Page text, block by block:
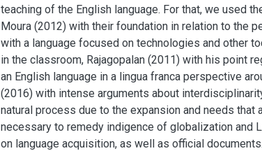
teaching of the English language. For that, we used
Moura (2012) with their foundation in relation to the
with a language focused on technologies and other
in the classroom, Rajagopalan (2011) with his point
an English language in a lingua franca perspective
(2016) with intense arguments about
natural process due to the expansion and needs that
necessary to remedy indigence of globalization and
on language acquisition, as well as official